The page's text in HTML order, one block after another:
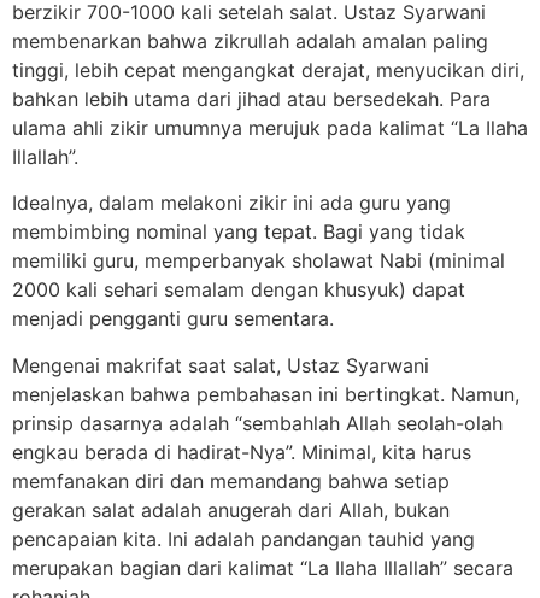
berzikir 700-1000 kali setelah salat. Ustaz Syarwani
membenarkan bahwa zikrullah adalah amalan paling
tinggi, lebih cepat mengangkat derajat, menyucikan diri,
bahkan lebih utama dari jihad atau bersedekah. Para
ulama ahli zikir umumnya merujuk pada kalimat “La Ilaha
Illallah”.
Idealnya, dalam melakoni zikir ini ada guru yang
membimbing nominal yang tepat. Bagi yang tidak
memiliki guru, memperbanyak sholawat Nabi (minimal
2000 kali sehari semalam dengan khusyuk) dapat
menjadi pengganti guru sementara.
Mengenai makrifat saat salat, Ustaz Syarwani
menjelaskan bahwa pembahasan ini bertingkat. Namun,
prinsip dasarnya adalah “sembahlah Allah seolah-olah
engkau berada di hadirat-Nya”. Minimal, kita harus
memfanakan diri dan memandang bahwa setiap
gerakan salat adalah anugerah dari Allah, bukan
pencapaian kita. Ini adalah pandangan tauhid yang
merupakan bagian dari kalimat “La Ilaha Illallah” secara